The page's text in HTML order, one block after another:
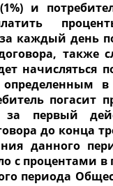
и
каждый день
также
начисляться
в
погасит
за первый
до конца
данного
с процентами в
периода